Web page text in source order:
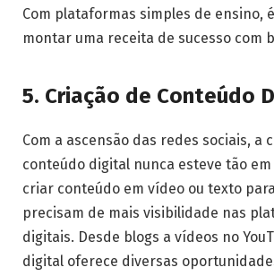
Com plataformas simples de ensino,
montar uma receita de sucesso com
5. Criação de Conteúdo
Com a ascensão das redes sociais, a
conteúdo digital nunca esteve tão em
criar conteúdo em vídeo ou texto
precisam de mais visibilidade nas
digitais. Desde blogs a vídeos no
digital oferece diversas